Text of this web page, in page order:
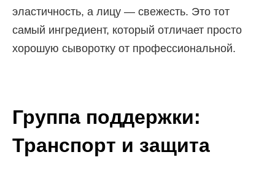
эластичность, а лицу — свежесть. Это тот
самый ингредиент, который отличает просто
хорошую сыворотку от профессиональной.
Группа поддержки:
Транспорт и защита